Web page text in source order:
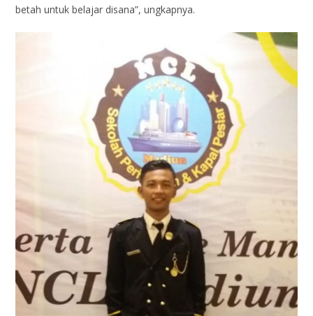
betah untuk belajar disana”, ungkapnya.